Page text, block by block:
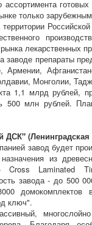
ассортимента
только
территории
лекарственных
заводе препараты
Армении,
Монголии,
1,1 млрд рублей,
500 млн рублей.
завод будет
из
Laminated
завода - до 500
ключ".